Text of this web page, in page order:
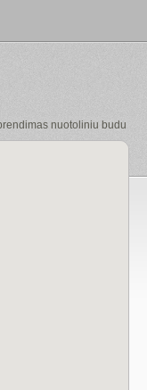
nuotoliniu budu